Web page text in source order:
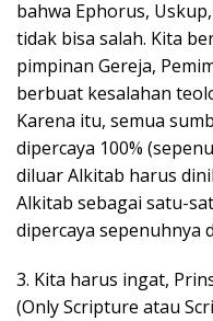
bahwa Ephorus,
tidak bisa salah. Kita
pimpinan Gereja,
berbuat kesalahan
Karena itu, semua
dipercaya 100%
diluar Alkitab harus
Alkitab sebagai satu-
dipercaya sepenuhnya
3. Kita harus ingat,
(Only Scripture atau